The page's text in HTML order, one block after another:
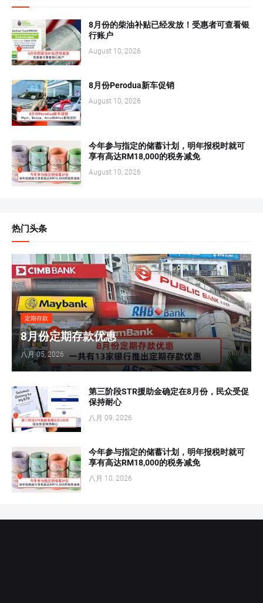
8月份的柴油补贴已经发放！受惠者可查看银
行账户
August 10, 2026
8月份Perodua新车促销
August 10, 2026
今年参与指定的储蓄计划，明年报税时就可
享有高达RM18,000的税务减免
August 10, 2026
热门头条
定期存款
8月份定期存款优惠
八月 05, 2026
第三阶段STR援助金确定在8月份，民众受促
保持耐心
八月 09, 2026
今年参与指定的储蓄计划，明年报税时就可
享有高达RM18,000的税务减免
八月 10, 2026